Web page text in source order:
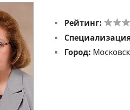
Рейтинг:
Город: